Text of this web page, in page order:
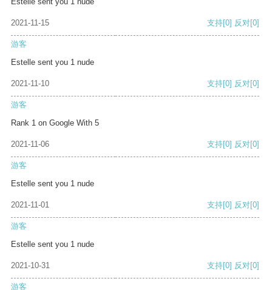
2021-11-15 支持[0] 反对[0]
游客
Estelle sent you 1 nude
2021-11-10 支持[0] 反对[0]
游客
Rank 1 on Google With 5
2021-11-06 支持[0] 反对[0]
游客
Estelle sent you 1 nude
2021-11-01 支持[0] 反对[0]
游客
Estelle sent you 1 nude
2021-10-31 支持[0] 反对[0]
游客